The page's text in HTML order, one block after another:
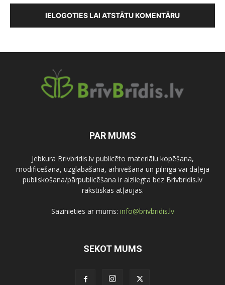
IELOGOTIES LAI ATSTĀTU KOMENTĀRU
PAR MUMS
Jebkura Brivbridis.lv publicēto materiālu kopēšana,
modificēšana, uzglabāšana, arhivēšana un pilnīga vai daļēja
publiskošana/pārpublicēšana ir aizliegta bez Brivbridis.lv
rakstiskas atļaujas.
Sazinieties ar mums: info@brivbridis.lv
SEKOT MUMS